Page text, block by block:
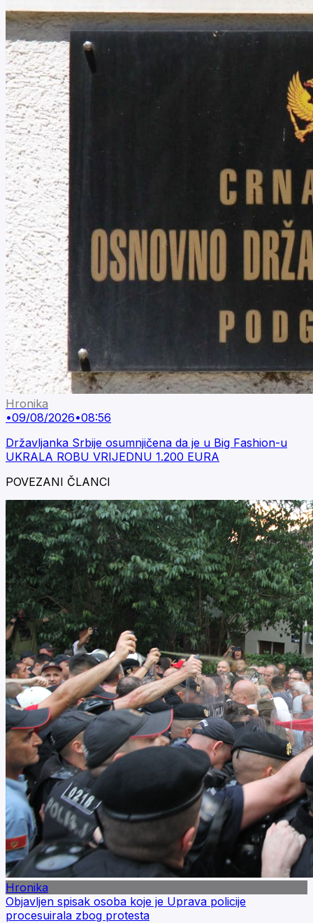
Hronika
•09/08/2026•08:56
Državljanka Srbije osumnjičena da je u Big Fashion-u
UKRALA ROBU VRIJEDNU 1.200 EURA
POVEZANI ČLANCI
Hronika
Objavljen spisak osoba koje je Uprava policije
procesuirala zbog protesta